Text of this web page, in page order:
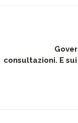
consultazioni. E